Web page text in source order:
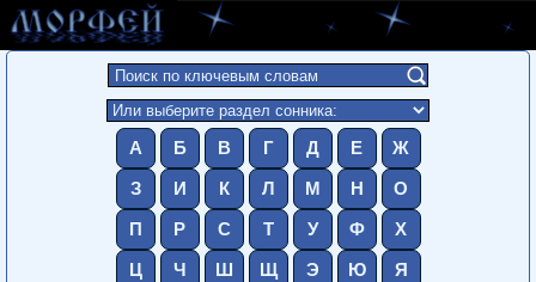
А Б В Г Д Е Ж
З И К Л М Н О
П Р С Т У Ф Х
Ц Ч Ш Щ Э Ю Я